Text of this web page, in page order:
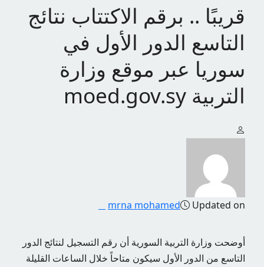
قريبًا .. برقم الاكتتاب نتائج
التاسع الدور الأول في
سوريا عبر موقع وزارة
التربية moed.gov.sy
mrna mohamed Updated on
أوضحت وزارة التربية السورية أن رقم التسجيل لنتائج الدور
التاسع من الدور الأول سيكون متاحاً خلال الساعات القليلة